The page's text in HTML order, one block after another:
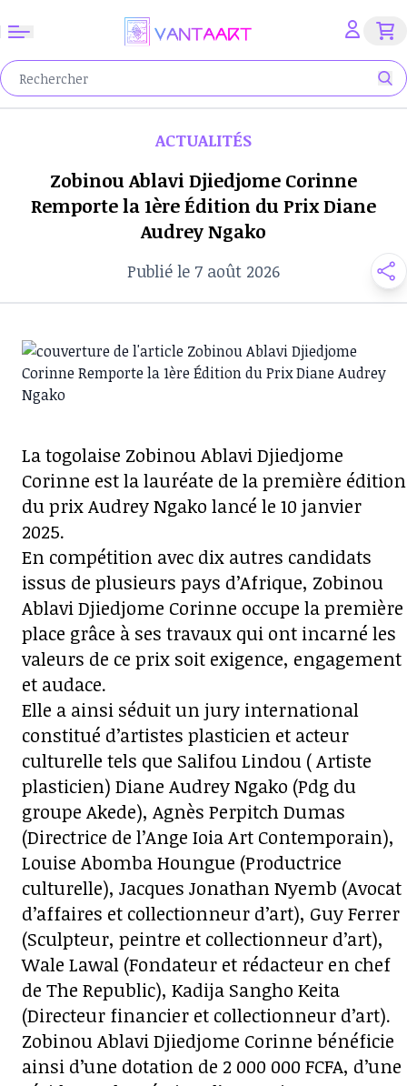
ACTUALITÉS
Zobinou Ablavi Djiedjome Corinne
Remporte la 1ère Édition du Prix Diane
Audrey Ngako
Publié le 7 août 2026
La togolaise Zobinou Ablavi Djiedjome
Corinne est la lauréate de la première édition
du prix Audrey Ngako lancé le 10 janvier
2025.
En compétition avec dix autres candidats
issus de plusieurs pays d’Afrique, Zobinou
Ablavi Djiedjome Corinne occupe la première
place grâce à ses travaux qui ont incarné les
valeurs de ce prix soit exigence, engagement
et audace.
Elle a ainsi séduit un jury international
constitué d’artistes plasticien et acteur
culturelle tels que Salifou Lindou ( Artiste
plasticien) Diane Audrey Ngako (Pdg du
groupe Akede), Agnès Perpitch Dumas
(Directrice de l’Ange Ioia Art Contemporain),
Louise Abomba Houngue (Productrice
culturelle), Jacques Jonathan Nyemb (Avocat
d’affaires et collectionneur d’art), Guy Ferrer
(Sculpteur, peintre et collectionneur d’art),
Wale Lawal (Fondateur et rédacteur en chef
de The Republic), Kadija Sangho Keita
(Directeur financier et collectionneur d’art).
Zobinou Ablavi Djiedjome Corinne bénéficie
ainsi d’une dotation de 2 000 000 FCFA, d’une